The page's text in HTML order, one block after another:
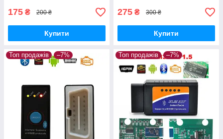
175 ₴ 200 ₴
Купити
275 ₴ 300 ₴
Купити
Топ продажів –7% Топ продажів –7%